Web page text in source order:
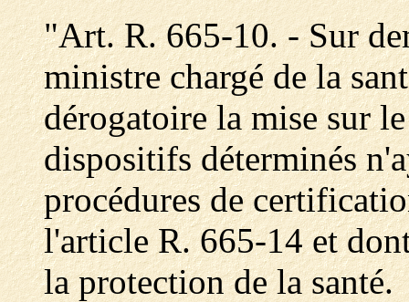
"Art. R. 665-10. - Sur
ministre chargé de la
dérogatoire la mise sur
dispositifs déterminés
procédures de
l'article R. 665-14 et
la protection de la santé.